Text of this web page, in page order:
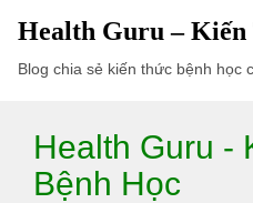
Health Guru – Kiến
Blog chia sẻ kiến thức bệnh học
Health Guru -
Bệnh Học